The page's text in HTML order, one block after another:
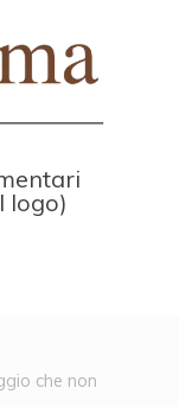
logo)
che non